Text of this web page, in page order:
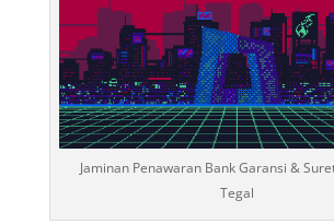
Jaminan Penawaran Bank Garansi &
Tegal